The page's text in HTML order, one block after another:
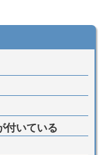
付いている